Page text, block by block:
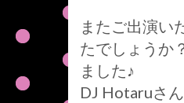
またご出演い
たでしょうか
ました♪
DJ Hotaruさ